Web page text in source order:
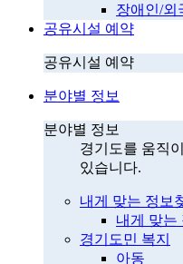
장애인/외
공유시설 예약
공유시설 예약
분야별 정보
분야별 정보
경기도를 움직
있습니다.
내게 맞는 정보
내게 맞는
경기도민 복지
아동